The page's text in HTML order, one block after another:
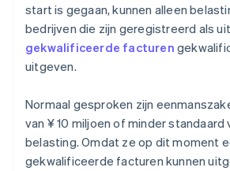
start is gegaan, kunnen alleen
bedrijven die zijn geregistreerd als
gekwalificeerde facturen
uitgeven.
Normaal gesproken zijn
van ¥ 10 miljoen of minder standaard
belasting. Omdat ze op dit moment
gekwalificeerde facturen kunnen